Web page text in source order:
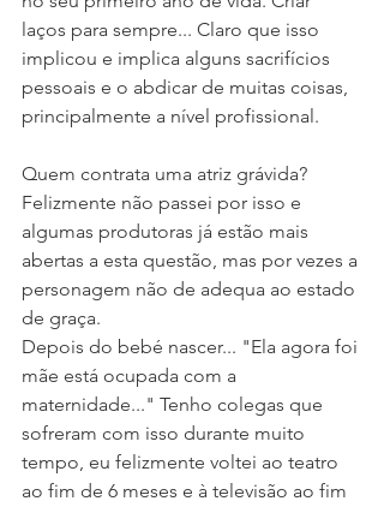
laços para sempre... Claro que isso
implicou e implica alguns sacrifícios
pessoais e o abdicar de muitas coisas,
principalmente a nível profissional.
Quem contrata uma atriz grávida?
Felizmente não passei por isso e
algumas produtoras já estão mais
abertas a esta questão, mas por vezes a
personagem não de adequa ao estado
de graça.
Depois do bebé nascer... "Ela agora foi
mãe está ocupada com a
maternidade..." Tenho colegas que
sofreram com isso durante muito
tempo, eu felizmente voltei ao teatro
ao fim de 6 meses e à televisão ao fim